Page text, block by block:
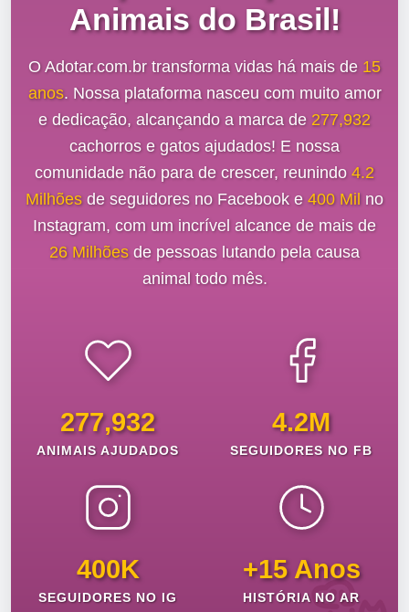
Animais do Brasil!
O Adotar.com.br transforma vidas há mais de 15
anos. Nossa plataforma nasceu com muito amor
e dedicação, alcançando a marca de 277,932
cachorros e gatos ajudados! E nossa
comunidade não para de crescer, reunindo 4.2
Milhõesde seguidores no Facebook e 400 Mil no
Instagram, com um incrível alcance de mais de
26 Milhõesde pessoas lutando pela causa
animal todo mês.
277,932
ANIMAIS AJUDADOS
4.2M
SEGUIDORES NO FB
400K
SEGUIDORES NO IG
+15 Anos
HISTÓRIA NO AR